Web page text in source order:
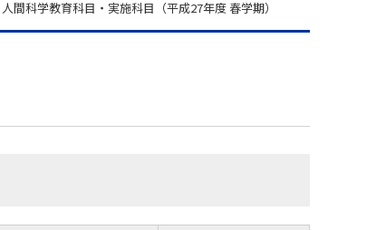
人間科学教育科目・実施科目（平成27年度 春学期）